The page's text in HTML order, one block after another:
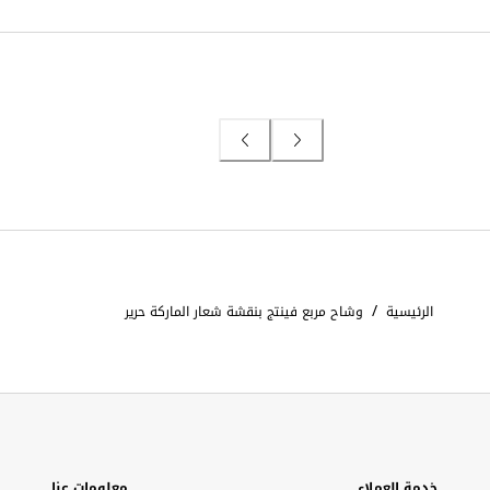
الرئيسية / وشاح مربع فينتج بنقشة شعار الماركة حرير